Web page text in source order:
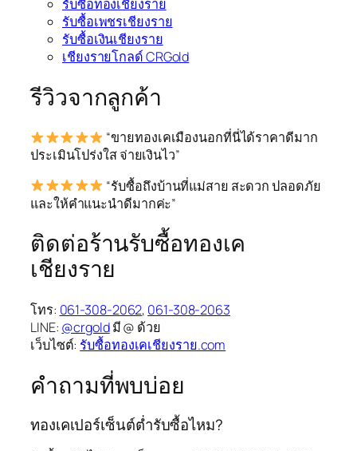
รับซื้อทองเชียงราย
รับซื้อเพชรเชียงราย
รับซื้อเงินเชียงราย
เชียงรายโกลด์ CRGold
รีวิวจากลูกค้า
“ขายทองเคเมืองนอกที่นี่ได้ราคาดีมาก
ประเมินโปร่งใส จ่ายเงินไว”
“รับซื้อถึงบ้านที่แม่สาย สะดวก ปลอดภัย
และให้คำแนะนำดีมากค่ะ”
ติดต่อร้านรับซื้อทองเค
เชียงราย
โทร: 061-308-2062, 061-308-2063
LINE: @crgoldมี @ ด้วย
เว็บไซต์: รับซื้อทองเคเชียงราย.com
คำถามที่พบบ่อย
ทองเคเปอร์เซ็นต์ต่ำรับซื้อไหม?